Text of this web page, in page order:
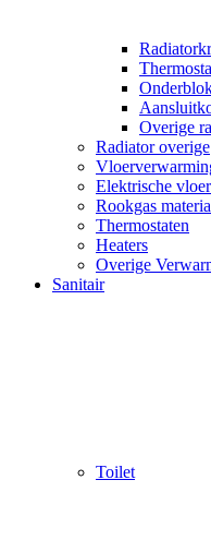
Overige
Radiator overige
Elektrische
Rookgas
Thermostaten
Heaters
Overige
Sanitair
Toilet